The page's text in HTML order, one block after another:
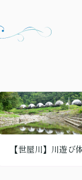
【世屋川】川遊び